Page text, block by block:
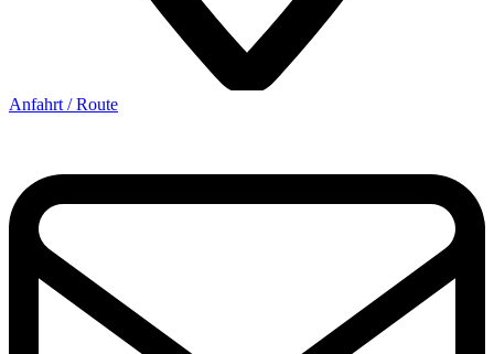
Anfahrt / Route